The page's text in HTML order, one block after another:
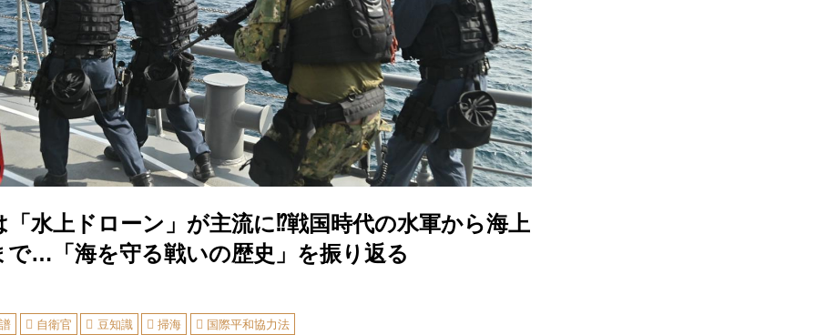
「水上ドローン」が主流に⁉戦国時代の水軍から海上
で…「海を守る戦いの歴史」を振り返る
自衛官 豆知識 掃海 国際平和協力法